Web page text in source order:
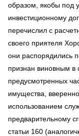
образом, якобы под
инвестиционному
перечислил с
своего приятеля
они распорядились
признан виновным в
предусмотренных
имущества,
использованием
предварительному
статьи 160